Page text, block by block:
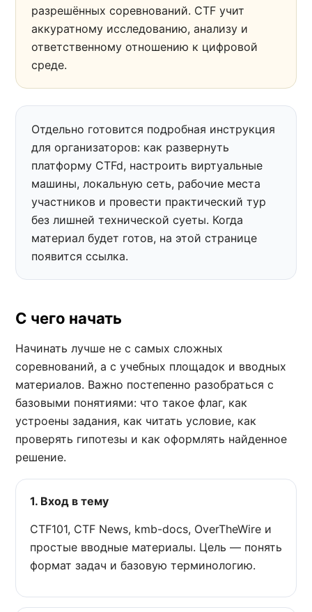
разрешённых соревнований. CTF учит
аккуратному исследованию, анализу и
ответственному отношению к цифровой
среде.
Отдельно готовится подробная инструкция
для организаторов: как развернуть
платформу CTFd, настроить виртуальные
машины, локальную сеть, рабочие места
участников и провести практический тур
без лишней технической суеты. Когда
материал будет готов, на этой странице
появится ссылка.
С чего начать
Начинать лучше не с самых сложных
соревнований, а с учебных площадок и вводных
материалов. Важно постепенно разобраться с
базовыми понятиями: что такое флаг, как
устроены задания, как читать условие, как
проверять гипотезы и как оформлять найденное
решение.
1. Вход в тему
CTF101, CTF News, kmb-docs, OverTheWire и
простые вводные материалы. Цель — понять
формат задач и базовую терминологию.